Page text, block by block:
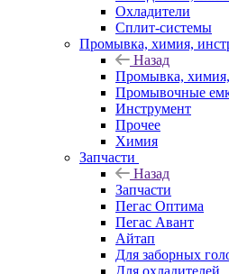
Охладители
Сплит-системы
Промывка, химия,
Назад
Промывка,
Промывочные
Инструмент
Прочее
Химия
Запчасти
Назад
Запчасти
Пегас Оптима
Пегас Авант
Айтап
Для заборных
Для охладителей